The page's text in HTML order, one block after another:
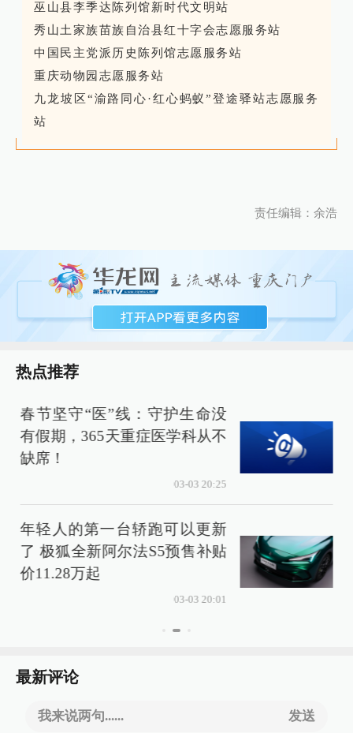
巫山县李季达陈列馆新时代文明站
秀山土家族苗族自治县红十字会志愿服务站
中国民主党派历史陈列馆志愿服务站
重庆动物园志愿服务站
九龙坡区“渝路同心·红心蚂蚁”登途驿站志愿服务
站
责任编辑：余浩
热点推荐
春节坚守“医”线：守护生命没
有假期，365天重症医学科从不
缺席！
03-03 20:25
年轻人的第一台轿跑可以更新
了 极狐全新阿尔法S5预售补贴
价11.28万起
03-03 20:01
最新评论
我来说两句...... 发送